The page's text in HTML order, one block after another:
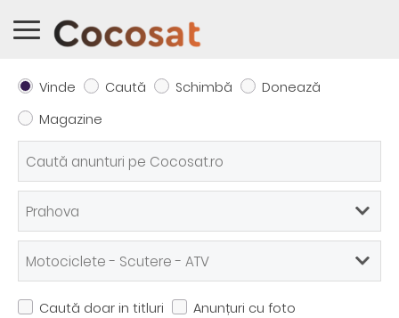
Vinde Caută Schimbă
Donează
Magazine
Caută doar in titluri Anunțuri cu foto